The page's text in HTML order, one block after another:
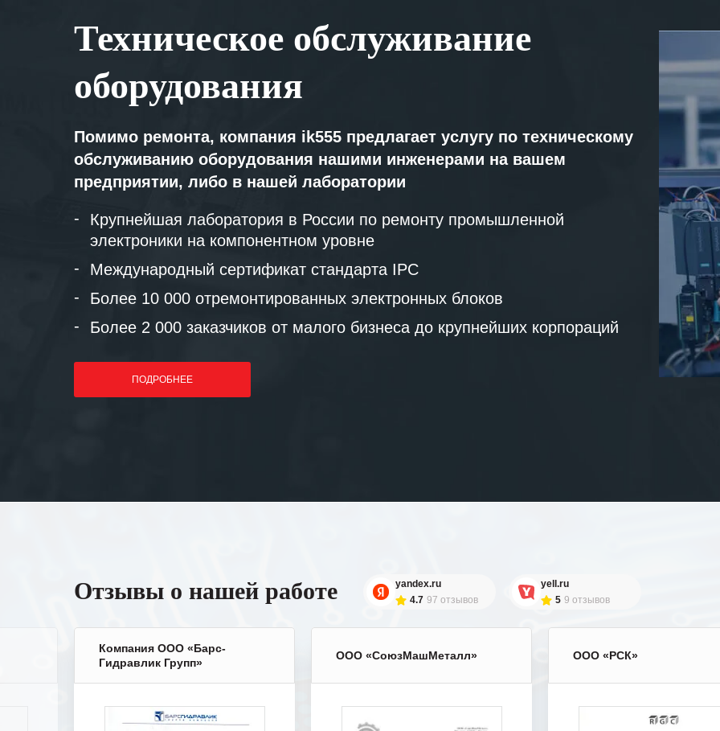
Техническое обслуживание
оборудования
Помимо ремонта, компания ik555 предлагает услугу по техническому
обслуживанию оборудования нашими инженерами на вашем
предприятии, либо в нашей лаборатории
Крупнейшая лаборатория в России по ремонту промышленной
электроники на компонентном уровне
Международный сертификат стандарта IPC
Более 10 000 отремонтированных электронных блоков
Более 2 000 заказчиков от малого бизнеса до крупнейших корпораций
ПОДРОБНЕЕ
Отзывы о нашей работе
yandex.ru
4.7 97 отзывов
yell.ru
5 9 отзывов
Компания ООО «Барс-
Гидравлик Групп»
ООО «СоюзМашМеталл» ООО «РСК»